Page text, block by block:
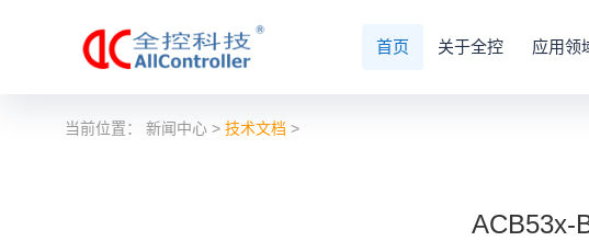
首页 关于全控 应用领
当前位置：新闻中心 >技术文档 >
ACB53x-